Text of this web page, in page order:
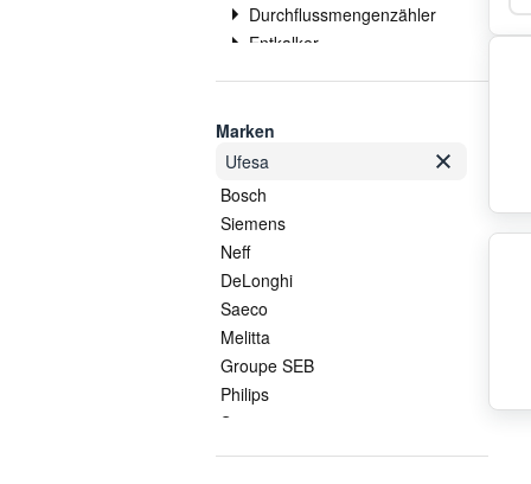
Durchflussmengenzähler
Entkalker
Getriebe
Heizelement
Mahlwerk
Pflege und Wartung
Pumpe
Rohr
Schalter
Schlauch
Sicherung
Sondersortiment
Marken
Ufesa
Bosch
Siemens
Neff
DeLonghi
Saeco
Melitta
Groupe SEB
Philips
Smeg
AEG